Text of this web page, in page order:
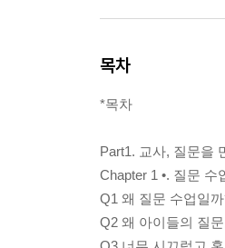
목차
*목차
Part1. 교사, 질문을
Chapter 1 •. 질문 수
Q1 왜 질문 수업일
Q2 왜 아이들의 질